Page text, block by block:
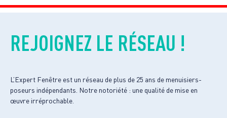
REJOIGNEZ LE RÉSEAU !
L’Expert Fenêtre est un réseau de plus de 25 ans de menuisiers-
poseurs indépendants. Notre notoriété : une qualité de mise en
œuvre irréprochable.